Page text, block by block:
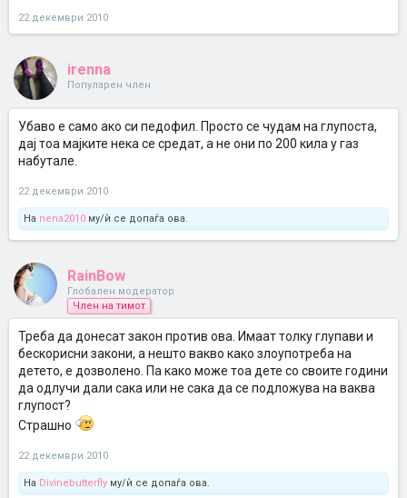
22 декември 2010
irenna
Популарен член
Убаво е само ако си педофил. Просто се чудам на глупоста,
дај тоа мајките нека се средат, а не они по 200 кила у газ
набутале.
22 декември 2010
На nena2010 му/ѝ се допаѓа ова.
RainBow
Глобален модератор
Член на тимот
Треба да донесат закон против ова. Имаат толку глупави и
бескорисни закони, а нешто вакво како злоупотреба на
детето, е дозволено. Па како може тоа дете со своите години
да одлучи дали сака или не сака да се подложува на ваква
глупост?
Страшно
22 декември 2010
На Divinebutterfly му/ѝ се допаѓа ова.